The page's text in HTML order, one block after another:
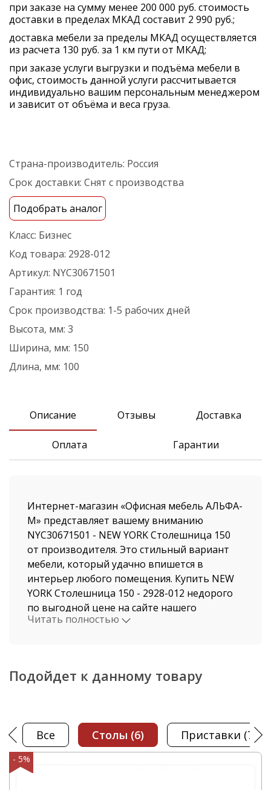
при заказе на сумму менее 200 000 руб. стоимость
доставки в пределах МКАД составит 2 990 руб.;
доставка мебели за пределы МКАД осуществляется
из расчета 130 руб. за 1 км пути от МКАД;
при заказе услуги выгрузки и подъёма мебели в
офис, стоимость данной услуги рассчитывается
индивидуально вашим персональным менеджером
и зависит от объёма и веса груза.
Страна-производитель: Россия
Срок доставки: Снят с производства
Подобрать аналог
Класс: Бизнес
Код товара: 2928-012
Артикул: NYC30671501
Гарантия: 1 год
Срок производства: 1-5 рабочих дней
Высота, мм: 3
Ширина, мм: 150
Длина, мм: 100
Описание Отзывы Доставка
Оплата Гарантии
Интернет-магазин «Офисная мебель АЛЬФА-
М» представляет вашему вниманию
NYC30671501 - NEW YORK Столешница 150
от производителя. Это стильный вариант
мебели, который удачно впишется в
интерьер любого помещения. Купить NEW
YORK Столешница 150 - 2928-012 недорого
по выгодной цене на сайте нашего
магазина, можно не выходя из дома. Мы
поразит даже самых привередливых
покупателей. Доставка осуществляется по
Москве и Московской области
автотранспортом компании ООО "Офисная
Читать полностью
Подойдет к данному товару
Все столы (6) приставки (7)
- 5%